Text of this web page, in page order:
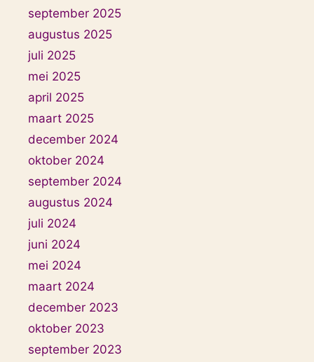
september 2025
augustus 2025
juli 2025
mei 2025
april 2025
maart 2025
december 2024
oktober 2024
september 2024
augustus 2024
juli 2024
juni 2024
mei 2024
maart 2024
december 2023
oktober 2023
september 2023